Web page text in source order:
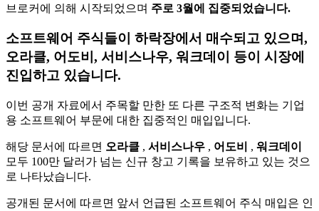
브로커에 의해 시작되었으며 주로 3월에 집중되었습니다.
소프트웨어 주식들이 하락장에서 매수되고 있으며,
오라클, 어도비, 서비스나우, 워크데이 등이 시장에
진입하고 있습니다.
이번 공개 자료에서 주목할 만한 또 다른 구조적 변화는 기업
용 소프트웨어 부문에 대한 집중적인 매입입니다.
해당 문서에 따르면 오라클 , 서비스나우 , 어도비 , 워크데이
모두 100만 달러가 넘는 신규 창고 기록을 보유하고 있는 것으
로 나타났습니다.
공개된 문서에 따르면 앞서 언급된 소프트웨어 주식 매입은 인